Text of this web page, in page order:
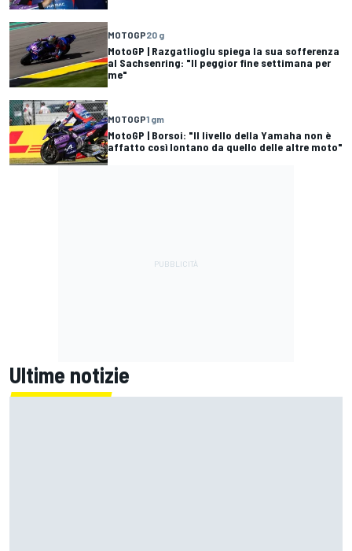
MOTOGP20 g
MotoGP | Razgatlioglu spiega la sua sofferenza
al Sachsenring: "Il peggior fine settimana per
me"
MOTOGP1 gm
MotoGP | Borsoi: "Il livello della Yamaha non è
affatto così lontano da quello delle altre moto"
Ultime notizie